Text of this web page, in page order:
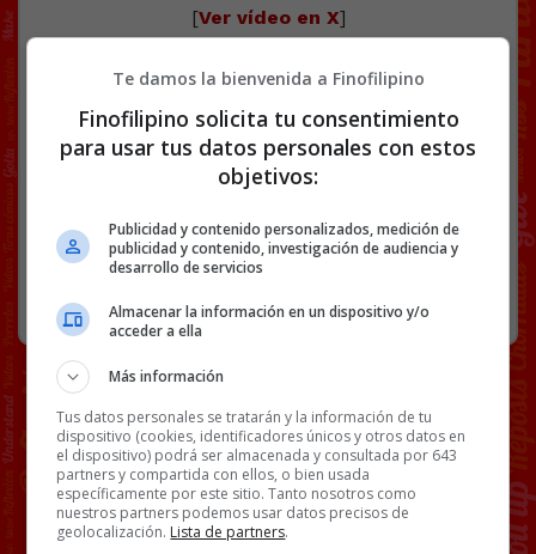
[Ver vídeo en X]
Facebook
Twitter
WhatsApp
Gmail
Copy
Link
ANIMALES GATOS VÍDEOS
35 COMENTARIOS
Te damos la bienvenida a Finofilipino
Finofilipino solicita tu consentimiento
para usar tus datos personales con estos
objetivos:
Publicidad y contenido personalizados, medición de
publicidad y contenido, investigación de audiencia y
desarrollo de servicios
Almacenar la información en un dispositivo y/o
acceder a ella
Más información
Tus datos personales se tratarán y la información de tu
dispositivo (cookies, identificadores únicos y otros datos en
el dispositivo) podrá ser almacenada y consultada por 643
partners y compartida con ellos, o bien usada
específicamente por este sitio. Tanto nosotros como
nuestros partners podemos usar datos precisos de
geolocalización. Lista de partners.